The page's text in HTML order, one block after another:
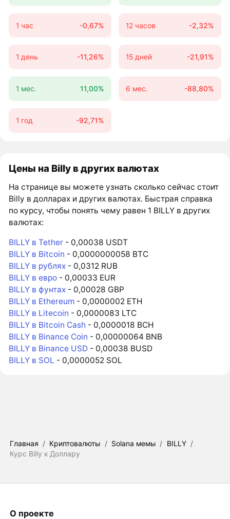
1 час -0,67% 12 часов -2,32%
1 день -11,26% 15 дней -21,91%
1 мес. 11,00% 6 мес. -88,80%
1 год -92,71%
Цены на Billy в других валютах
На странице вы можете узнать сколько сейчас стоит
Billy в долларах и других валютах. Быстрая справка
по курсу, чтобы понять чему равен 1 BILLY в других
валютах:
BILLY в Tether - 0,00038 USDT
BILLY в Bitcoin - 0,0000000058 BTC
BILLY в рублях - 0,0312 RUB
BILLY в евро - 0,00033 EUR
BILLY в фунтах - 0,00028 GBP
BILLY в Ethereum - 0,0000002 ETH
BILLY в Litecoin - 0,0000083 LTC
BILLY в Bitcoin Cash - 0,0000018 BCH
BILLY в Binance Coin - 0,00000064 BNB
BILLY в Binance USD - 0,00038 BUSD
BILLY в SOL - 0,0000052 SOL
Главная / Криптовалюты / Solana мемы / BILLY /
Курс Billy к Доллару
О проекте